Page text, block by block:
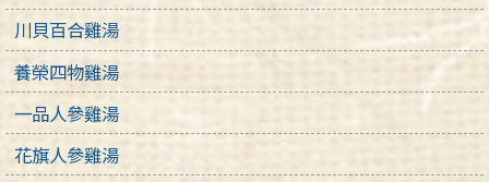
川貝百合雞湯
養榮四物雞湯
一品人參雞湯
花旗人參雞湯